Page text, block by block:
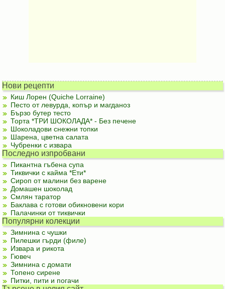
Нови рецепти
Киш Лорен (Quiche Lorraine)
Песто от левурда, копър и магданоз
Бързо бутер тесто
Торта *ТРИ ШОКОЛАДА* - Без печене
Шоколадови снежни топки
Шарена, цветна салата
Чубренки с извара
Последно изпробвани
Пикантна гъбена супа
Тиквички с кайма *Ети*
Сироп от малини без варене
Домашен шоколад
Смлян таратор
Баклава с готови обикновени кори
Палачинки от тиквички
Популярни колекции
Зимнина с чушки
Пилешки гърди (филе)
Извара и рикота
Гювеч
Зимнина с домати
Топено сирене
Питки, пити и погачи